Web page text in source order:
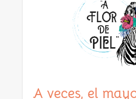
A veces, el